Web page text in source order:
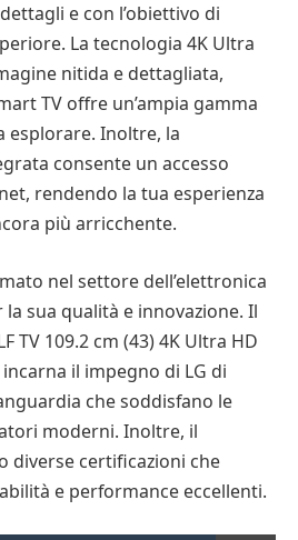
e con l’obiettivo di
La tecnologia 4K Ultra
nitida e dettagliata,
TV offre un’ampia gamma
esplorare. Inoltre, la
consente un accesso
rendendo la tua esperienza
più arricchente.
nel settore dell’elettronica
sua qualità e innovazione. Il
TV 109.2 cm (43) 4K Ultra HD
incarna il impegno di LG di
che soddisfano le
moderni. Inoltre, il
diverse certificazioni che
e performance eccellenti.